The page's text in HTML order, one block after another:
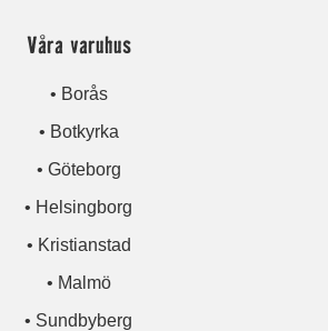
Våra varuhus
• Borås
• Botkyrka
• Göteborg
• Helsingborg
• Kristianstad
• Malmö
• Sundbyberg